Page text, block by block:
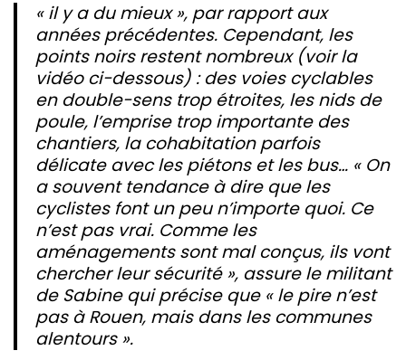
« il y a du mieux », par rapport aux
années précédentes. Cependant, les
points noirs restent nombreux (voir la
vidéo ci-dessous) : des voies cyclables
en double-sens trop étroites, les nids de
poule, l’emprise trop importante des
chantiers, la cohabitation parfois
délicate avec les piétons et les bus… « On
a souvent tendance à dire que les
cyclistes font un peu n’importe quoi. Ce
n’est pas vrai. Comme les
aménagements sont mal conçus, ils vont
chercher leur sécurité », assure le militant
de Sabine qui précise que « le pire n’est
pas à Rouen, mais dans les communes
alentours ».